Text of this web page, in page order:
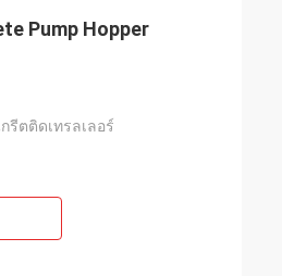
Pump Hopper
ตติดเทรลเลอร์